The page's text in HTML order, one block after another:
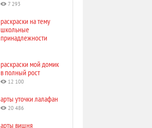
7 293
раскраски на тему
школьные
принадлежности
раскраски мой домик
в полный рост
12 100
арты уточки лалафан
20 486
арты вишня